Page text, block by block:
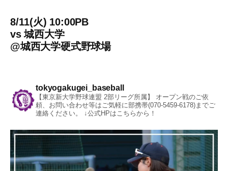
8/11(火) 10:00PB
vs城西大学
@城西大学硬式野球場
tokyogakugei_baseball
【東京新大学野球連盟 2部リーグ所属】
オープン戦のご依
頼、お問い合わせ等はご気軽に部携帯(070-5459-6178)までご
連絡ください。
↓公式HPはこちらから！